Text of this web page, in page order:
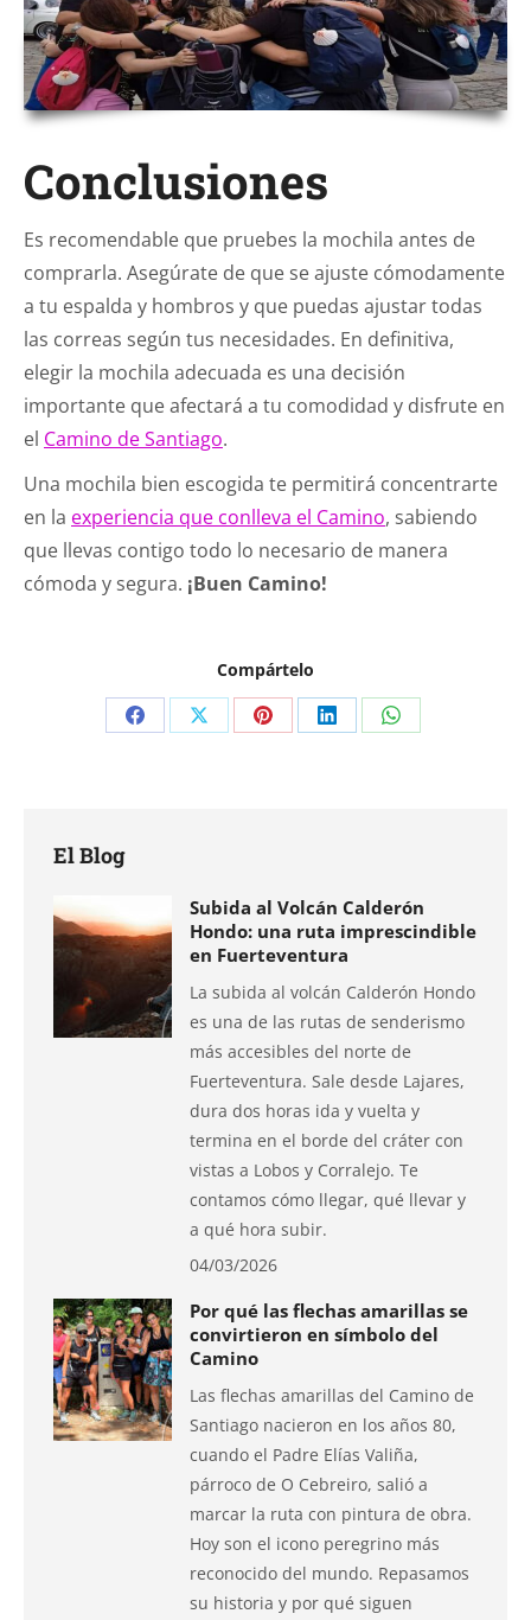
Conclusiones
Es recomendable que pruebes la mochila antes de
comprarla. Asegúrate de que se ajuste cómodamente
a tu espalda y hombros y que puedas ajustar todas
las correas según tus necesidades. En definitiva,
elegir la mochila adecuada es una decisión
importante que afectará a tu comodidad y disfrute en
el Camino de Santiago.
Una mochila bien escogida te permitirá concentrarte
en la experiencia que conlleva el Camino, sabiendo
que llevas contigo todo lo necesario de manera
cómoda y segura. ¡Buen Camino!
Compártelo
CompartirCompartirCompartirCompartirCompartir
El Blog
Subida al Volcán Calderón
Hondo: una ruta imprescindible
en Fuerteventura
La subida al volcán Calderón Hondo
es una de las rutas de senderismo
más accesibles del norte de
Fuerteventura. Sale desde Lajares,
dura dos horas ida y vuelta y
termina en el borde del cráter con
vistas a Lobos y Corralejo. Te
contamos cómo llegar, qué llevar y
a qué hora subir.
04/03/2026
Por qué las flechas amarillas se
convirtieron en símbolo del
Camino
Las flechas amarillas del Camino de
Santiago nacieron en los años 80,
cuando el Padre Elías Valiña,
párroco de O Cebreiro, salió a
marcar la ruta con pintura de obra.
Hoy son el icono peregrino más
reconocido del mundo. Repasamos
su historia y por qué siguen